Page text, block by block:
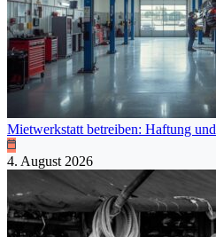
Mietwerkstatt betreiben: Haftung
4. August 2026